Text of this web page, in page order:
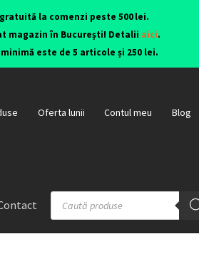
la comenzi peste 500 lei.
magazin în București! Detalii aici.
este de 5 articole și 250 lei.
Oferta lunii Contul meu Blog